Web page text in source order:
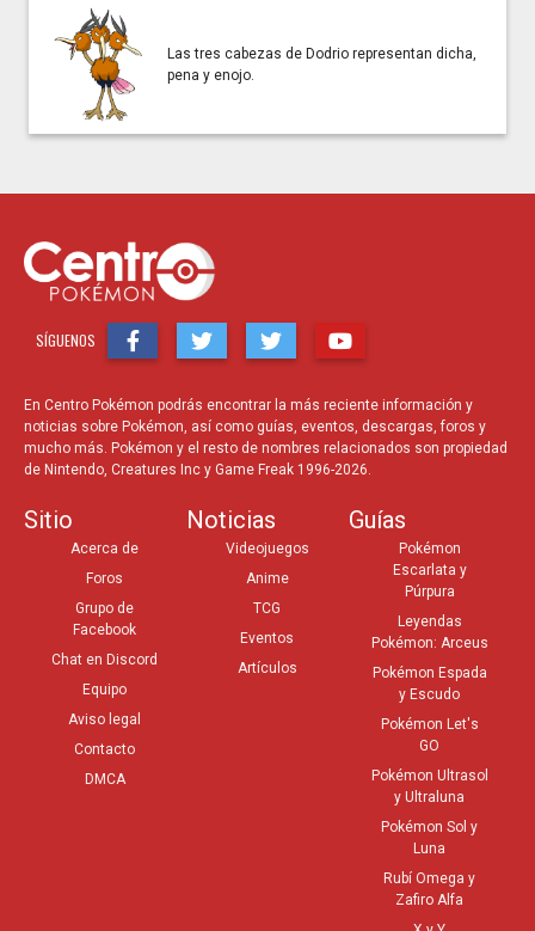
Las tres cabezas de Dodrio representan dicha,
pena y enojo.
SÍGUENOS
En Centro Pokémon podrás encontrar la más reciente información y
noticias sobre Pokémon, así como guías, eventos, descargas, foros y
mucho más. Pokémon y el resto de nombres relacionados son propiedad
de Nintendo, Creatures Inc y Game Freak 1996-2026.
Sitio
Acerca de
Foros
Grupo de
Facebook
Chat en Discord
Equipo
Aviso legal
Contacto
DMCA
Noticias
Videojuegos
Anime
TCG
Eventos
Artículos
Guías
Pokémon
Escarlata y
Púrpura
Leyendas
Pokémon: Arceus
Pokémon Espada
y Escudo
Pokémon Let's
GO
Pokémon Ultrasol
y Ultraluna
Pokémon Sol y
Luna
Rubí Omega y
Zafiro Alfa